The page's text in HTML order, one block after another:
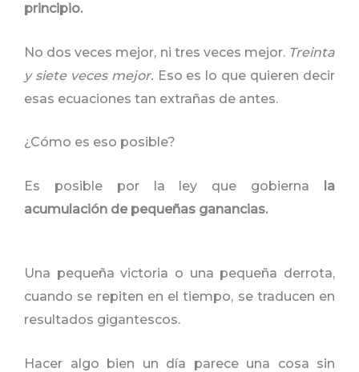
principio.
No dos veces mejor, ni tres veces mejor. Treinta
y siete veces mejor. Eso es lo que quieren decir
esas ecuaciones tan extrañas de antes.
¿Cómo es eso posible?
Es posible por la ley que gobierna la
acumulación de pequeñas ganancias.
Una pequeña victoria o una pequeña derrota,
cuando se repiten en el tiempo, se traducen en
resultados gigantescos.
Hacer algo bien un día parece una cosa sin